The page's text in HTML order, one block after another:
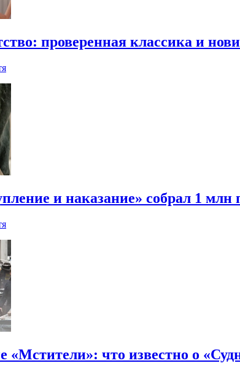
проверенная классика и
и наказание» собрал 1
что известно о